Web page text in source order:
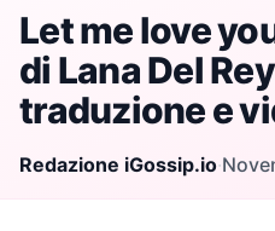
Let me love
di Lana Del
traduzione e
Redazione iGossip.io·